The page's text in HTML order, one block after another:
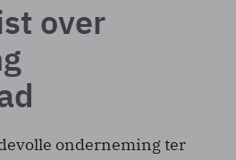
over
onderneming ter